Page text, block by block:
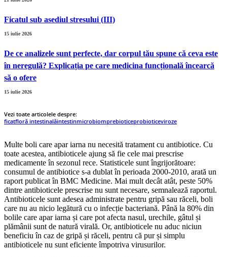
Ficatul sub asediul stresului (III)
15 iulie 2026
De ce analizele sunt perfecte, dar corpul tău spune că ceva este
în neregulă? Explicația pe care medicina funcțională încearcă
să o ofere
15 iulie 2026
Vezi toate articolele despre:
ficatfloră intestinalăintestinmicrobiomprebioticeprobioticeviroze
Multe boli care apar iarna nu necesită tratament cu antibiotice. Cu
toate acestea, antibioticele ajung să fie cele mai prescrise
medicamente în sezonul rece. Statisticele sunt îngrijorătoare:
consumul de antibiotice s-a dublat în perioada 2000-2010, arată un
raport publicat în BMC Medicine. Mai mult decât atât, peste 50%
dintre antibioticele prescrise nu sunt necesare, semnalează raportul.
Antibioticele sunt adesea administrate pentru gripă sau răceli, boli
care nu au nicio legătură cu o infecție bacteriană. Până la 80% din
bolile care apar iarna și care pot afecta nasul, urechile, gâtul și
plămânii sunt de natură virală. Or, antibioticele nu aduc niciun
beneficiu în caz de gripă și răceli, pentru că pur și simplu
antibioticele nu sunt eficiente împotriva virusurilor.